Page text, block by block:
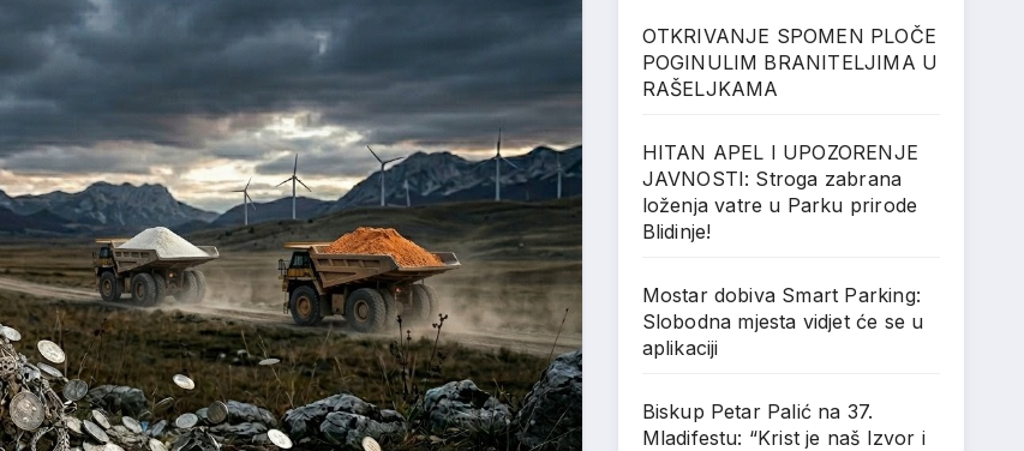
OTKRIVANJE SPOMEN PLOČE
POGINULIM BRANITELJIMA U
RAŠELJKAMA
HITAN APEL I UPOZORENJE
JAVNOSTI: Stroga zabrana
loženja vatre u Parku prirode
Blidinje!
Mostar dobiva Smart Parking:
Slobodna mjesta vidjet će se u
aplikaciji
Biskup Petar Palić na 37.
Mladifestu: “Krist je naš Izvor i